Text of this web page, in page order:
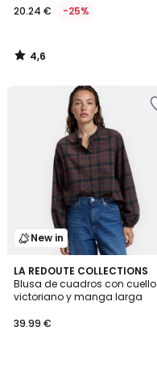
20.24 € -25%
4,6
/
New in
LA REDOUTE COLLECTIONS
Blusa de cuadros con cuello
victoriano y manga larga
39.99 €